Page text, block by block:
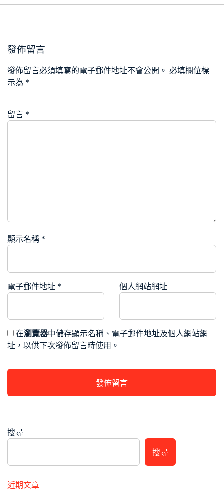
發佈留言
發佈留言必須填寫的電子郵件地址不會公開。 必填欄位標
示為 *
留言 *
顯示名稱 *
電子郵件地址 * 個人網站網址
在瀏覽器中儲存顯示名稱、電子郵件地址及個人網站網
址，以供下次發佈留言時使用。
搜尋
搜尋
近期文章